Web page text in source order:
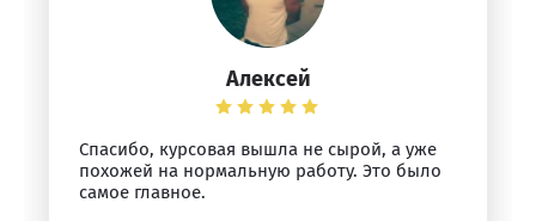
Алексей
Спасибо, курсовая вышла не сырой, а уже
похожей на нормальную работу. Это было
самое главное.